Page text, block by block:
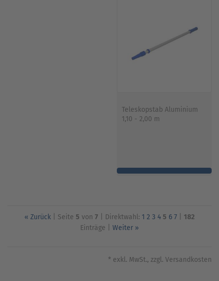
Teleskopstab Aluminium
1,10 - 2,00 m
« Zurück | Seite 5 von 7 | Direktwahl: 1 2 3 4 5 6 7
182
Einträge | Weiter »
* exkl. MwSt., zzgl. Versandkosten